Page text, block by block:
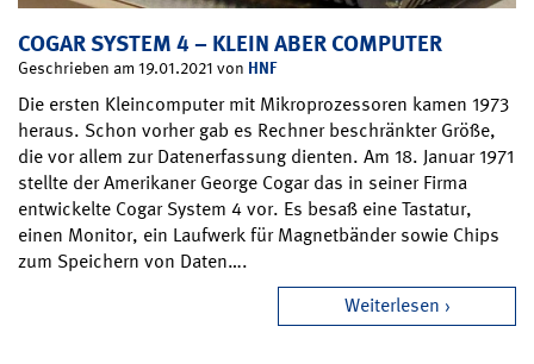
COGAR SYSTEM 4 – KLEIN ABER COMPUTER
Geschrieben am 19.01.2021 von HNF
Die ersten Kleincomputer mit Mikroprozessoren kamen 1973
heraus. Schon vorher gab es Rechner beschränkter Größe,
die vor allem zur Datenerfassung dienten. Am 18. Januar 1971
stellte der Amerikaner George Cogar das in seiner Firma
entwickelte Cogar System 4 vor. Es besaß eine Tastatur,
einen Monitor, ein Laufwerk für Magnetbänder sowie Chips
zum Speichern von Daten….
Weiterlesen